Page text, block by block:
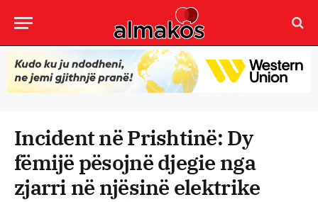
Incident në Prishtinë: Dy
fëmijë pësojnë djegie nga
zjarri në njësinë elektrike